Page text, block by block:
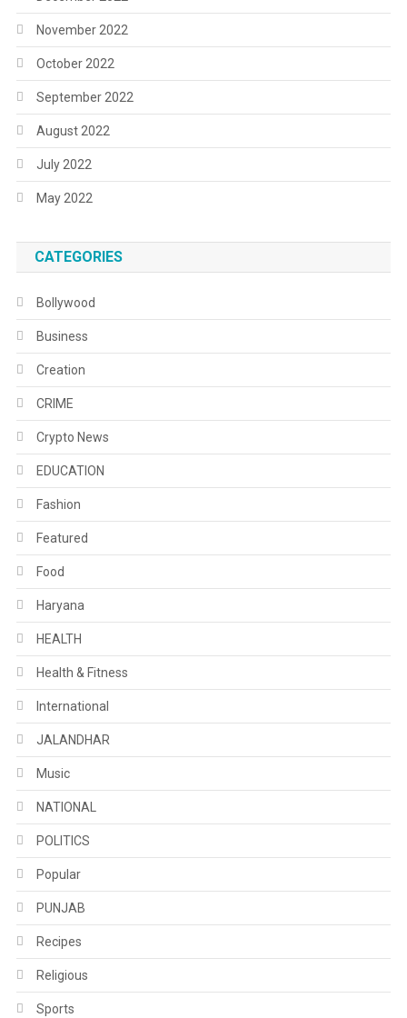
November 2022
October 2022
September 2022
August 2022
July 2022
May 2022
CATEGORIES
Bollywood
Business
Creation
CRIME
Crypto News
EDUCATION
Fashion
Featured
Food
Haryana
HEALTH
Health & Fitness
International
JALANDHAR
Music
NATIONAL
POLITICS
Popular
PUNJAB
Recipes
Religious
Sports